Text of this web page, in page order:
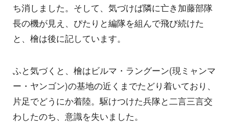
ち消しました。そして、気づけば隣に亡き加藤部隊
長の機が見え、ぴたりと編隊を組んで飛び続けた
と、檜は後に記しています。
ふと気づくと、檜はビルマ・ラングーン(現ミャンマ
ー・ヤンゴン)の基地の近くまでたどり着いており、
片足でどうにか着陸。駆けつけた兵隊と二言三言交
わしたのち、意識を失いました。